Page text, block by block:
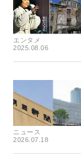
エンタメ
2025.08.06
ニュース
2026.07.18